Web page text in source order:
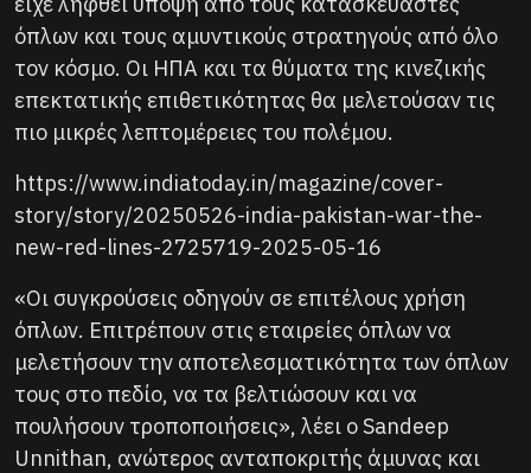
όπλων και τους αμυντικούς στρατηγούς από όλο
τον κόσμο. Οι ΗΠΑ και τα θύματα της κινεζικής
επεκτατικής επιθετικότητας θα μελετούσαν τις
πιο μικρές λεπτομέρειες του πολέμου.
https://www.indiatoday.in/magazine/cover-
story/story/20250526-india-pakistan-war-the-
new-red-lines-2725719-2025-05-16
«Οι συγκρούσεις οδηγούν σε επιτέλους χρήση
όπλων. Επιτρέπουν στις εταιρείες όπλων να
μελετήσουν την αποτελεσματικότητα των όπλων
τους στο πεδίο, να τα βελτιώσουν και να
πουλήσουν τροποποιήσεις», λέει ο Sandeep
Unnithan, ανώτερος ανταποκριτής άμυνας και